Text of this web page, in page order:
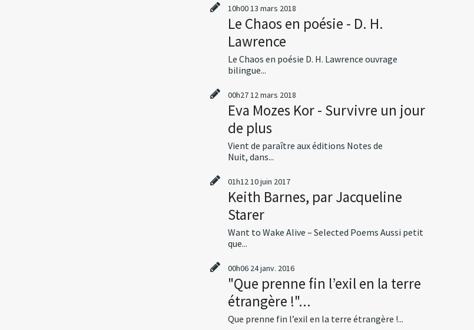
10h0013 mars 2018
Le Chaos en poésie - D. H.
Lawrence
Le Chaos en poésie D. H. Lawrence ouvrage
bilingue...
00h2712mars 2018
Eva Mozes Kor - Survivre un jour
de plus
Vient de paraître aux éditions Notes de
Nuit, dans...
01h1210juin 2017
Keith Barnes, par Jacqueline
Starer
Want to Wake Alive – Selected Poems Aussi petit
que...
00h06 24janv. 2016
"Que prenne fin l’exil en la terre
étrangère !"...
Que prenne fin l’exil en la terre étrangère !...